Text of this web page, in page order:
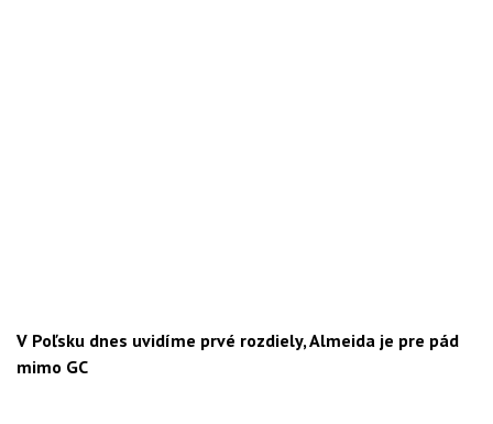
V Poľsku dnes uvidíme prvé rozdiely, Almeida je pre pád
mimo GC